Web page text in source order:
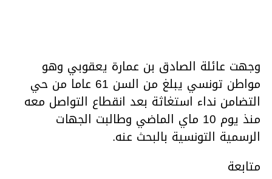
وجهت عائلة الصادق بن عمارة يعقوبي وهو
مواطن تونسي يبلغ من السن 61 عاما من حي
التضامن نداء استغاثة بعد انقطاع التواصل معه
منذ يوم 10 ماي الماضي وطالبت الجهات
الرسمية التونسية بالبحث عنه.
متابعة